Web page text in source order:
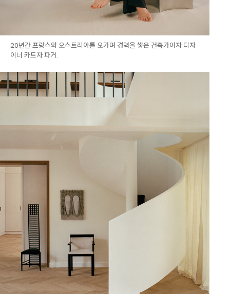
20년간 프랑스와 오스트리아를 오가며 경력을 쌓은 건축가이자 디자
이너 카트자 파거.